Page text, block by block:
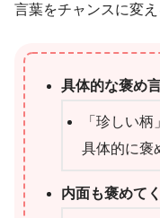
言葉をチャンスに変
具体的な褒め
「珍しい
具体的に褒
内面も褒めて